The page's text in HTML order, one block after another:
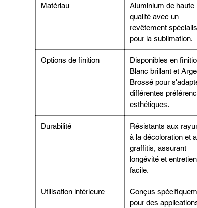
Matériau
Aluminium de haute
qualité avec un
revêtement
pour la sublimation.
Options de finition
Disponibles en
Blanc brillant et
Brossé pour
différentes
esthétiques.
Durabilité
Résistants aux
à la décoloration et
graffitis, assurant
longévité et entretien
facile.
Utilisation intérieure
Conçus
pour des